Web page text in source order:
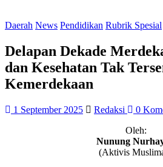
Daerah News Pendidikan Rubrik Spesial
Delapan Dekade
dan Kesehatan Tak
Kemerdekaan
1 September 2025 Redaksi
0
Oleh:
Nunung
(Aktivis